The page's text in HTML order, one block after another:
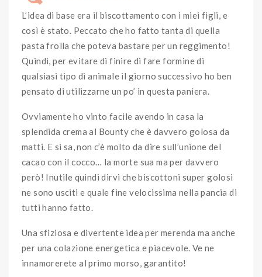
L’idea di base era il biscottamento con i miei figli, e
così è stato. Peccato che ho fatto tanta di quella
pasta frolla che poteva bastare per un reggimento!
Quindi, per evitare di finire di fare formine di
qualsiasi tipo di animale il giorno successivo ho ben
pensato di utilizzarne un po’ in questa paniera.
Ovviamente ho vinto facile avendo in casa la
splendida crema al Bounty che è davvero golosa da
matti. E si sa, non c’è molto da dire sull’unione del
cacao con il cocco… la morte sua ma per davvero
però! Inutile quindi dirvi che biscottoni super golosi
ne sono usciti e quale fine velocissima nella pancia di
tutti hanno fatto.
Una sfiziosa e divertente idea per merenda ma anche
per una colazione energetica e piacevole. Ve ne
innamorerete al primo morso, garantito!